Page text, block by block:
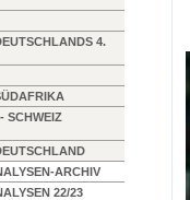
4.
SCHWEIZ
ARCHIV
22/23